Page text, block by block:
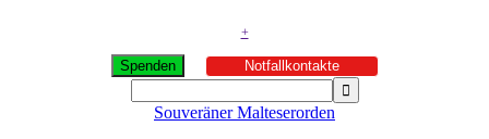
+
Spenden Notfallkontakte
Souveräner Malteserorden